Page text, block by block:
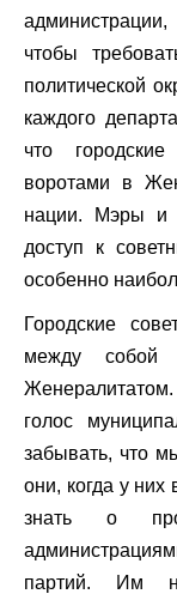
чтобы
политической
каждого
что
воротами в
нации. Мэры и
доступ к
особенно
Городские
между
Женералитатом.
голос
забывать, что
они, когда у них
знать о
партий. Им